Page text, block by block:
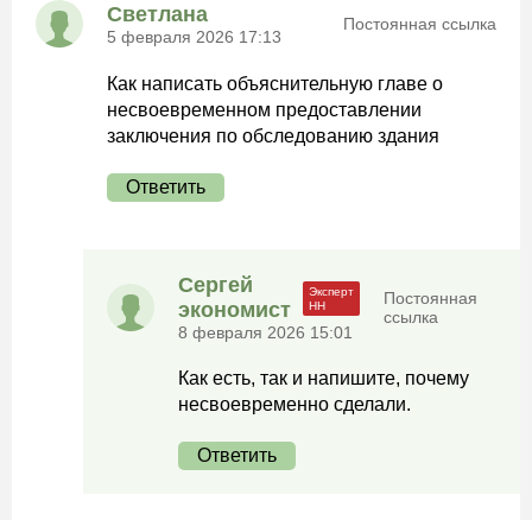
Светлана
5 февраля 2026 17:13
Постоянная ссылка
Как написать объяснительную главе о
несвоевременном предоставлении
заключения по обследованию здания
Ответить
Сергей
экономист
8 февраля 2026 15:01
Постоянная
ссылка
Как есть, так и напишите, почему
несвоевременно сделали.
Ответить